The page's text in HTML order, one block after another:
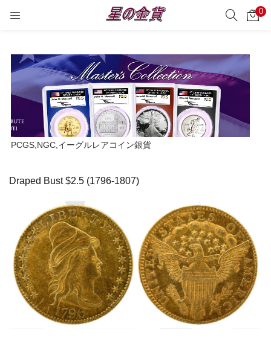
0
サーチ
PCGS,NGC,イーグルレアコイン銀貨
Draped Bust $2.5 (1796-1807)
Enter your username and password to login.
Remember me